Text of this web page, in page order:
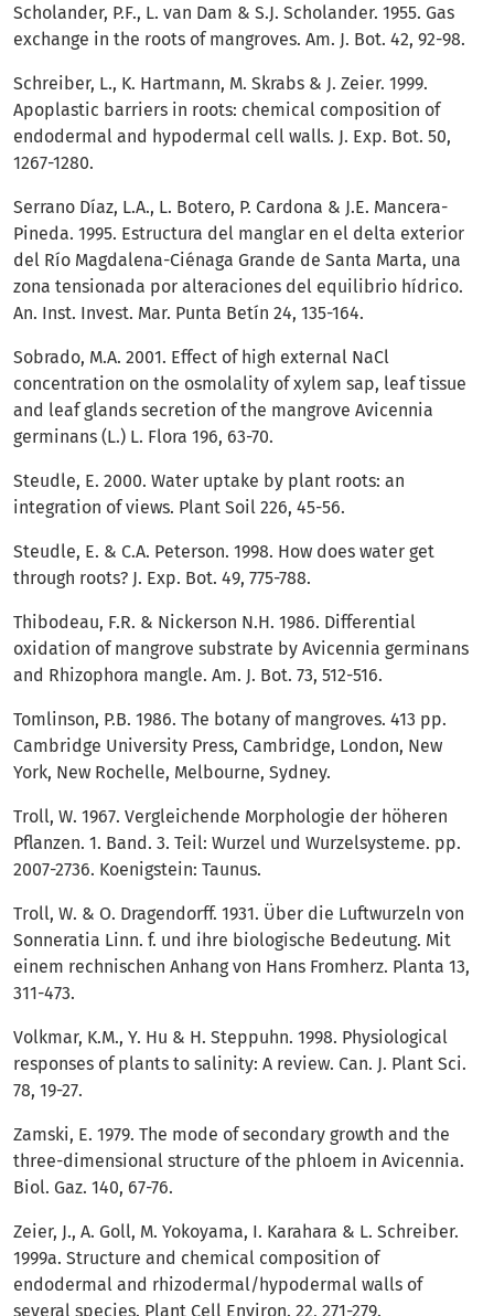
Scholander, P.F., L. van Dam & S.J. Scholander. 1955. Gas
exchange in the roots of mangroves. Am. J. Bot. 42, 92-98.
Schreiber, L., K. Hartmann, M. Skrabs & J. Zeier. 1999.
Apoplastic barriers in roots: chemical composition of
endodermal and hypodermal cell walls. J. Exp. Bot. 50,
1267-1280.
Serrano Díaz, L.A., L. Botero, P. Cardona & J.E. Mancera-
Pineda. 1995. Estructura del manglar en el delta exterior
del Río Magdalena-Ciénaga Grande de Santa Marta, una
zona tensionada por alteraciones del equilibrio hídrico.
An. Inst. Invest. Mar. Punta Betín 24, 135-164.
Sobrado, M.A. 2001. Effect of high external NaCl
concentration on the osmolality of xylem sap, leaf tissue
and leaf glands secretion of the mangrove Avicennia
germinans (L.) L. Flora 196, 63-70.
Steudle, E. 2000. Water uptake by plant roots: an
integration of views. Plant Soil 226, 45-56.
Steudle, E. & C.A. Peterson. 1998. How does water get
through roots? J. Exp. Bot. 49, 775-788.
Thibodeau, F.R. & Nickerson N.H. 1986. Differential
oxidation of mangrove substrate by Avicennia germinans
and Rhizophora mangle. Am. J. Bot. 73, 512-516.
Tomlinson, P.B. 1986. The botany of mangroves. 413 pp.
Cambridge University Press, Cambridge, London, New
York, New Rochelle, Melbourne, Sydney.
Troll, W. 1967. Vergleichende Morphologie der höheren
Pflanzen. 1. Band. 3. Teil: Wurzel und Wurzelsysteme. pp.
2007-2736. Koenigstein: Taunus.
Troll, W. & O. Dragendorff. 1931. Über die Luftwurzeln von
Sonneratia Linn. f. und ihre biologische Bedeutung. Mit
einem rechnischen Anhang von Hans Fromherz. Planta 13,
311-473.
Volkmar, K.M., Y. Hu & H. Steppuhn. 1998. Physiological
responses of plants to salinity: A review. Can. J. Plant Sci.
78, 19-27.
Zamski, E. 1979. The mode of secondary growth and the
three-dimensional structure of the phloem in Avicennia.
Biol. Gaz. 140, 67-76.
Zeier, J., A. Goll, M. Yokoyama, I. Karahara & L. Schreiber.
1999a. Structure and chemical composition of
endodermal and rhizodermal/hypodermal walls of
several species. Plant Cell Environ. 22, 271-279.